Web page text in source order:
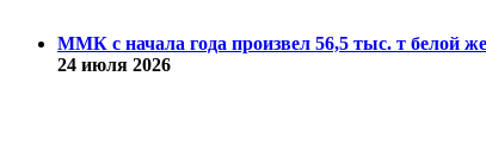
ММК с начала года произвел 56,5 тыс. т белой
24 июля 2026